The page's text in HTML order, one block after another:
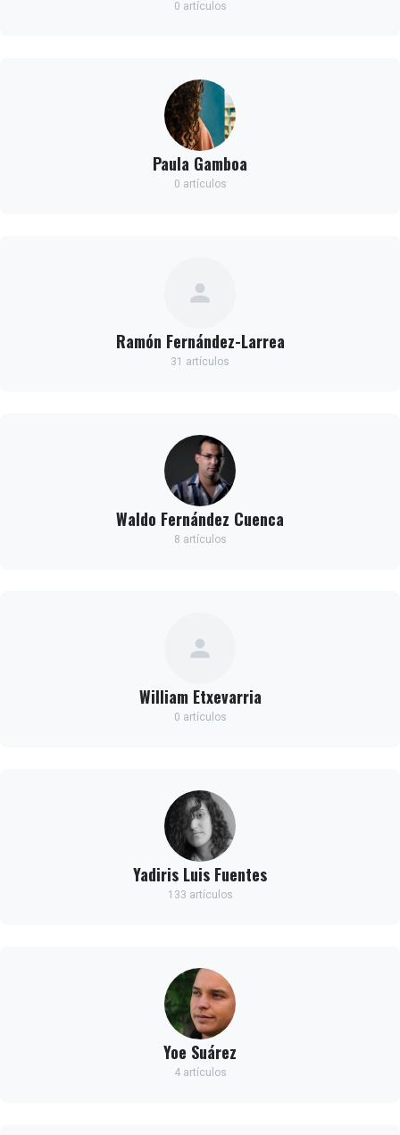
0 artículos
Paula Gamboa
0 artículos
Ramón Fernández-Larrea
31 artículos
Waldo Fernández Cuenca
8 artículos
William Etxevarria
0 artículos
Yadiris Luis Fuentes
133 artículos
Yoe Suárez
4 artículos